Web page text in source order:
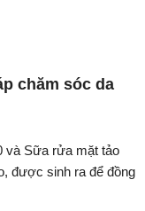
chăm sóc da
và Sữa rửa mặt tảo
được sinh ra để đồng